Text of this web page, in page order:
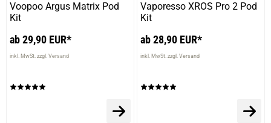
Voopoo Argus Matrix Pod
Kit
ab 29,90 EUR*
inkl. MwSt. zzgl. Versand
Vaporesso XROS Pro 2 Pod
Kit
ab 28,90 EUR*
inkl. MwSt. zzgl. Versand